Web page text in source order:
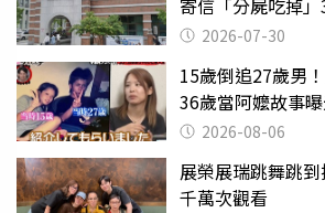
寄信「分屍吃掉
關 2026-07-30
15歲倒追27歲男
36歲當阿嬤故事
2026-08-06
展榮展瑞跳舞跳
千萬次觀看